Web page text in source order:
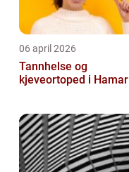
06 april 2026
Tannhelse og
kjeveortoped i Hamar